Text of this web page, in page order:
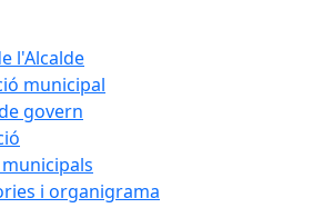
l'Alcalde
municipal
govern
i organigrama